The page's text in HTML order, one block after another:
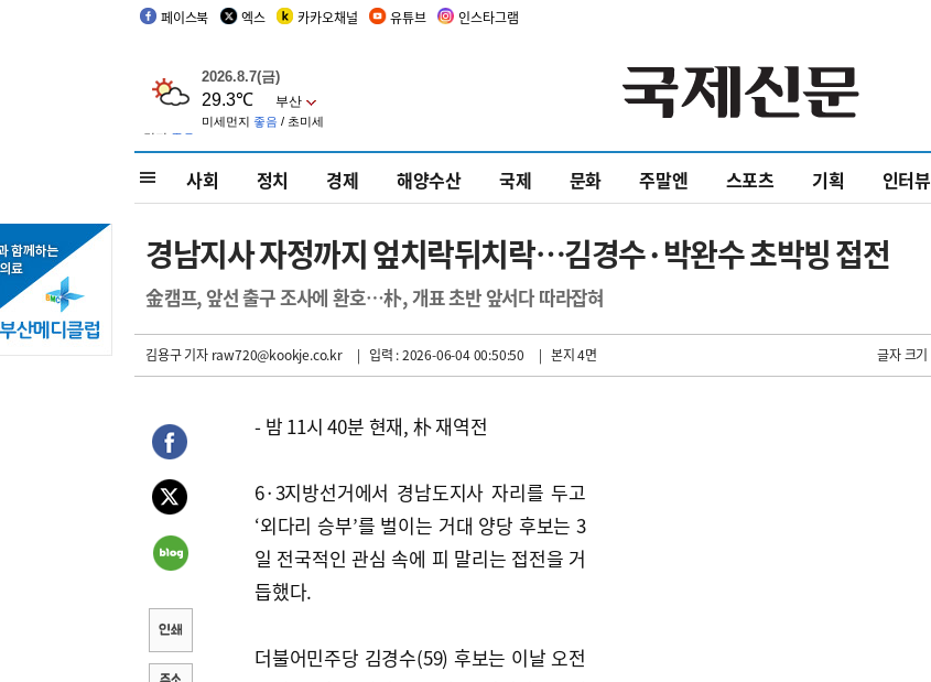
페이스북 엑스 카카오채널 유튜브 인스타그램
사회 정치 경제 해양수산 국제 문화 주말엔 스포츠 기획 인터뷰
경남지사 자정까지 엎치락뒤치락…김경수·박완수 초박빙 접전
金캠프, 앞선 출구 조사에 환호…朴, 개표 초반 앞서다 따라잡혀
김용구 기자raw720@kookje.co.kr | 입력 : 2026-06-04 00:50:50 | 본지 4면 글자 크기
- 밤 11시 40분 현재, 朴 재역전
6·3지방선거에서 경남도지사 자리를 두고
‘외다리 승부’를 벌이는 거대 양당 후보는 3
일 전국적인 관심 속에 피 말리는 접전을 거
듭했다.
더불어민주당 김경수(59) 후보는 이날 오전